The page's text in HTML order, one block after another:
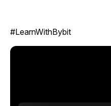
#LearnWithBybit